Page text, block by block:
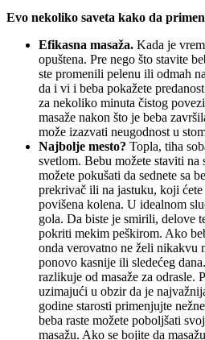
Evo nekoliko saveta kako da
Efikasna masaža. Kada je
opuštena. Pre nego što stavite
ste promenili pelenu ili odmah
da i vi i beba pokažete
za nekoliko minuta čistog
masaže nakon što je beba
može izazvati neugodnost u
Najbolje mesto? Topla, tiha
svetlom. Bebu možete staviti na
možete pokušati da sednete sa
prekrivač ili na jastuku, koji
povišena kolena. U idealnom
gola. Da biste je smirili, delove
pokriti mekim peškirom. Ako
onda verovatno ne želi nikakvu
ponovo kasnije ili sledećeg
razlikuje od masaže za odrasle.
uzimajući u obzir da je
godine starosti primenjujte
beba raste možete poboljšati
masažu. Ako se bojite da